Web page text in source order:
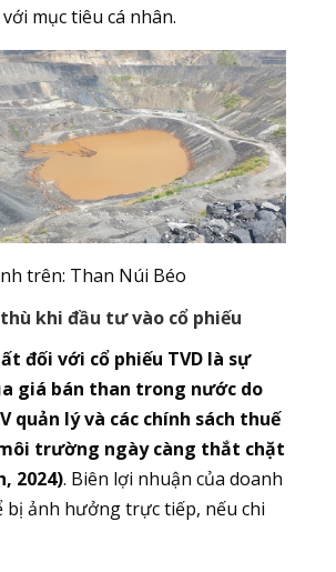
mục tiêu cá nhân.
trên: Than Núi Béo
khi đầu tư vào cổ phiếu
đối với cổ phiếu TVD là sự
giá bán than trong nước do
quản lý và các chính sách thuế
trường ngày càng thắt chặt
2024). Biên lợi nhuận của doanh
bị ảnh hưởng trực tiếp, nếu chi